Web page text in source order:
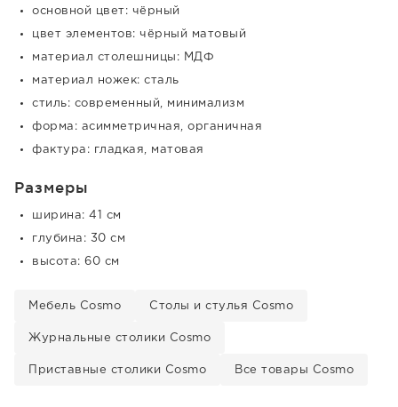
основной цвет: чёрный
цвет элементов: чёрный матовый
материал столешницы: МДФ
материал ножек: сталь
стиль: современный, минимализм
форма: асимметричная, органичная
фактура: гладкая, матовая
Размеры
ширина: 41 см
глубина: 30 см
высота: 60 см
Мебель Cosmo Столы и стулья Cosmo
Журнальные столики Cosmo
Приставные столики Cosmo Все товары Cosmo